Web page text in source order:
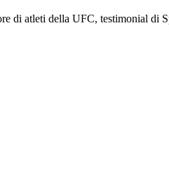
di atleti della UFC, testimonial di